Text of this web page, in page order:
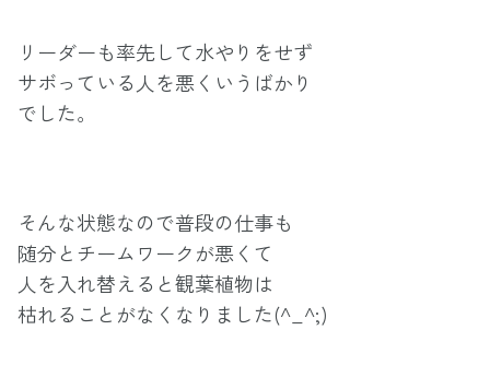
リーダーも率先して水やりをせず
サボっている人を悪くいうばかり
でした。
そんな状態なので普段の仕事も
随分とチームワークが悪くて
人を入れ替えると観葉植物は
枯れることがなくなりました(^_^;)